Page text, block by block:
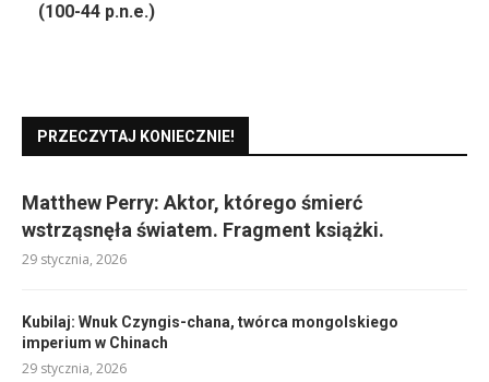
(100-44 p.n.e.)
PRZECZYTAJ KONIECZNIE!
Matthew Perry: Aktor, którego śmierć
wstrząsnęła światem. Fragment książki.
29 stycznia, 2026
Kubilaj: Wnuk Czyngis-chana, twórca mongolskiego
imperium w Chinach
29 stycznia, 2026